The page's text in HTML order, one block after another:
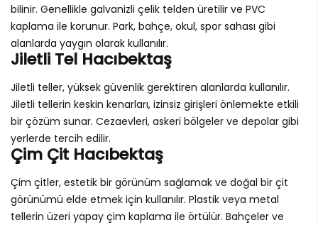
bilinir. Genellikle galvanizli çelik telden üretilir ve PVC
kaplama ile korunur. Park, bahçe, okul, spor sahası gibi
alanlarda yaygın olarak kullanılır.
Jiletli Tel Hacıbektaş
Jiletli teller, yüksek güvenlik gerektiren alanlarda kullanılır.
Jiletli tellerin keskin kenarları, izinsiz girişleri önlemekte etkili
bir çözüm sunar. Cezaevleri, askeri bölgeler ve depolar gibi
yerlerde tercih edilir.
Çim Çit Hacıbektaş
Çim çitler, estetik bir görünüm sağlamak ve doğal bir çit
görünümü elde etmek için kullanılır. Plastik veya metal
tellerin üzeri yapay çim kaplama ile örtülür. Bahçeler ve